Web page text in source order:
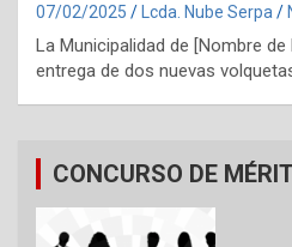
07/02/2025 Lcda. Nube Serpa
La Municipalidad de [Nombre
entrega de dos nuevas
CONCURSO DE